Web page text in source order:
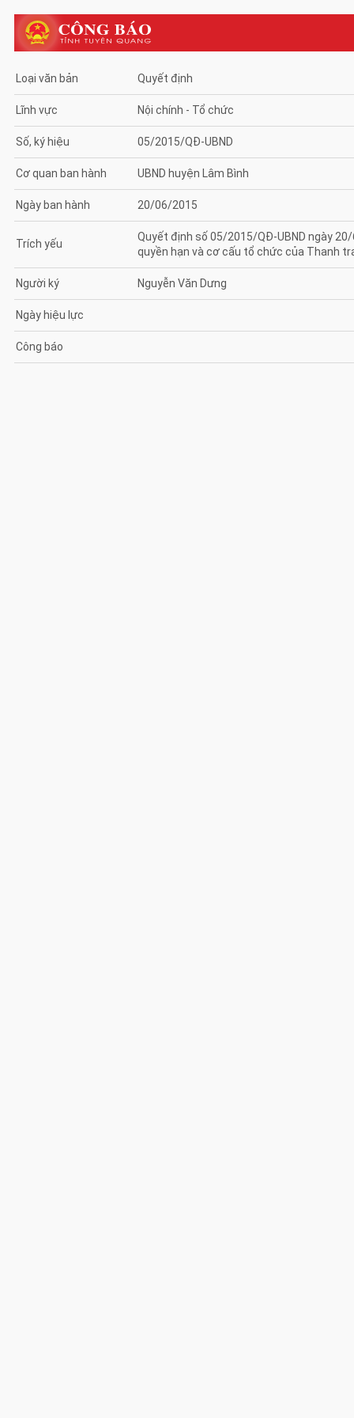
Loại văn bản Quyết định
Lĩnh vực Nội chính - Tổ chức
Số, ký hiệu 05/2015/QĐ-UBND
Cơ quan ban hành UBND huyện Lâm Bình
Ngày ban hành 20/06/2015
Trích yếu
Quyết định số 05/2015/QĐ-UBND ngày
quyền hạn và cơ cấu tổ chức của Thanh
Người ký Nguyễn Văn Dưng
Ngày hiệu lực
Công báo